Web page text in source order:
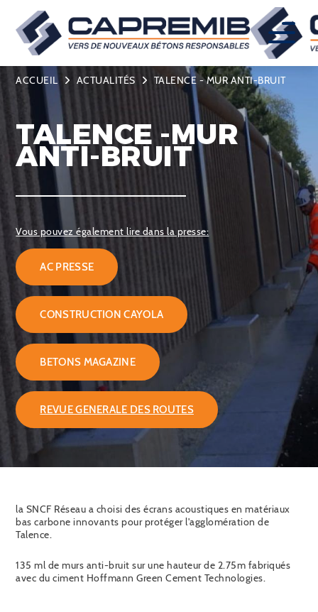
ACCUEIL ACTUALITÉS TALENCE - MUR ANTI-BRUIT
TALENCE -MUR
ANTI-BRUIT
Vous pouvez également lire dans la presse:
AC PRESSE
CONSTRUCTION CAYOLA
BETONS MAGAZINE
REVUE GENERALE DES ROUTES
la SNCF Réseau a choisi des écrans acoustiques en matériaux
bas carbone innovants pour protéger l'agglomération de
Talence.
135 ml de murs anti-bruit sur une hauteur de 2.75m fabriqués
avec du ciment Hoffmann Green Cement Technologies.